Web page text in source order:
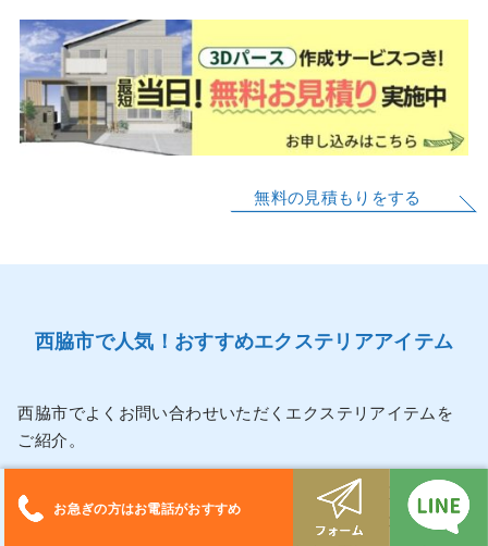
無料の見積もりをする
西脇市で人気！おすすめエクステリアアイテム
西脇市でよくお問い合わせいただくエクステリアイテムを
ご紹介。
外構スマートでは三協アルミ、タカショー、東洋工業、四
国化成、大仙、B-Life.s、LIXIL、YKKap、ユニソン、オンリ
お急ぎの方はお電話がおすすめ